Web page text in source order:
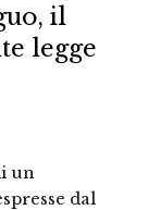
il
legge
un
dal